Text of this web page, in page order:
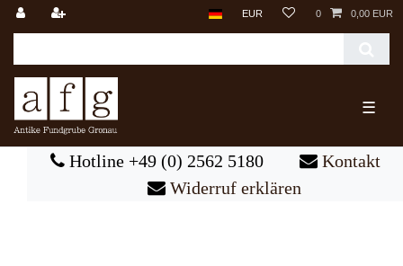
EUR 0 0,00 EUR
☰
Hotline +49 (0) 2562 5180
Kontakt
Widerruf erklären